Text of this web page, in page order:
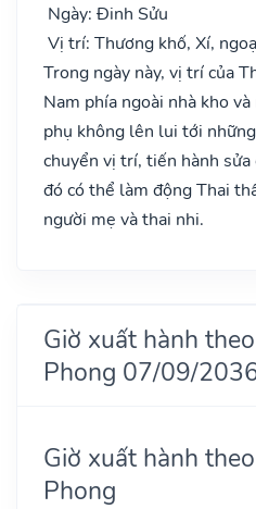
Ngày: Đinh Sửu
Vị trí: Thương khố, Xí,
Trong ngày này, vị trí của
Nam phía ngoài nhà kho
phụ không lên lui tới
chuyển vị trí, tiến hành sửa
đó có thể làm động Thai
người mẹ và thai nhi.
Giờ xuất hành
Phong 07/09/
Giờ xuất hành
Phong